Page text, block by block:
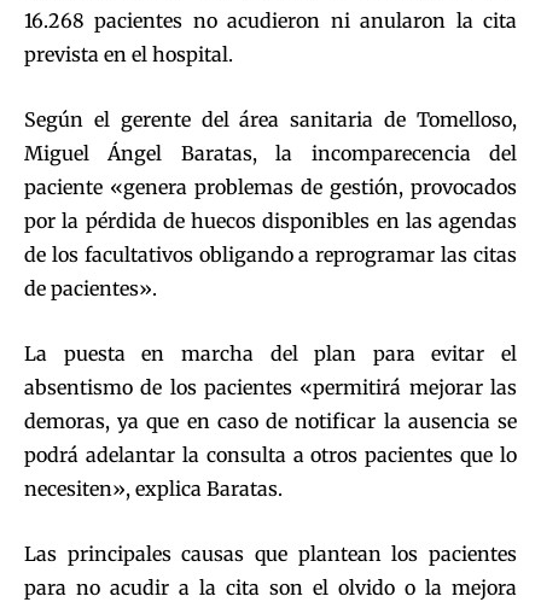
16.268 pacientes no acudieron ni anularon la cita
prevista en el hospital.
Según el gerente del área sanitaria de Tomelloso,
Miguel Ángel Baratas, la incomparecencia del
paciente «genera problemas de gestión, provocados
por la pérdida de huecos disponibles en las agendas
de los facultativos obligando a reprogramar las citas
de pacientes».
La puesta en marcha del plan para evitar el
absentismo de los pacientes «permitirá mejorar las
demoras, ya que en caso de notificar la ausencia se
podrá adelantar la consulta a otros pacientes que lo
necesiten», explica Baratas.
Las principales causas que plantean los pacientes
para no acudir a la cita son el olvido o la mejora